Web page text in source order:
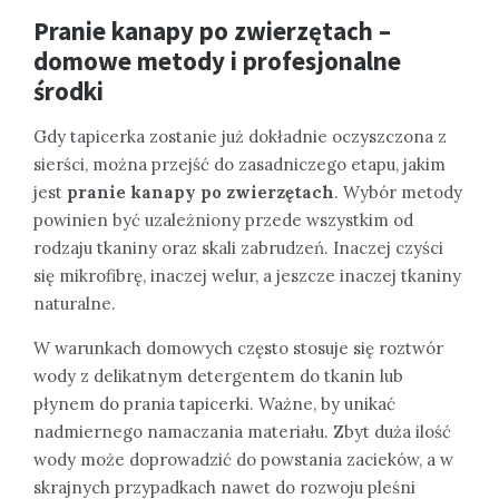
Pranie kanapy po zwierzętach –
domowe metody i profesjonalne
środki
Gdy tapicerka zostanie już dokładnie oczyszczona z
sierści, można przejść do zasadniczego etapu, jakim
jest pranie kanapy po zwierzętach. Wybór metody
powinien być uzależniony przede wszystkim od
rodzaju tkaniny oraz skali zabrudzeń. Inaczej czyści
się mikrofibrę, inaczej welur, a jeszcze inaczej tkaniny
naturalne.
W warunkach domowych często stosuje się roztwór
wody z delikatnym detergentem do tkanin lub
płynem do prania tapicerki. Ważne, by unikać
nadmiernego namaczania materiału. Zbyt duża ilość
wody może doprowadzić do powstania zacieków, a w
skrajnych przypadkach nawet do rozwoju pleśni